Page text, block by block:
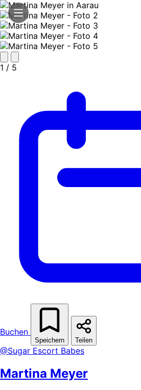
1 / 5
Buchen
Speichern Teilen
@Sugar Escort Babes
Martina Meyer